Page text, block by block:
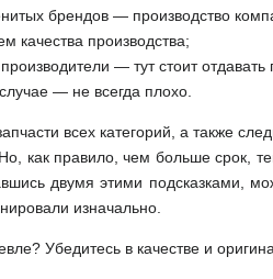
брендов — производство
качества производства;
— тут стоит
— не всегда плохо.
всех категорий, а также
как правило, чем больше срок,
двумя этими подсказками,
изначально.
Убедитесь в качестве и